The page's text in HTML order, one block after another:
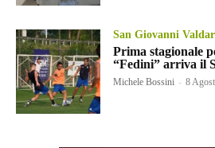
San Giovanni
Prima stagionale
“Fedini” arriva il
Michele Bossini - 8